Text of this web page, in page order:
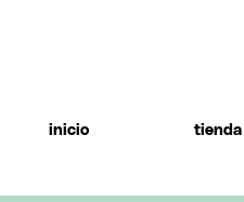
inicio tienda